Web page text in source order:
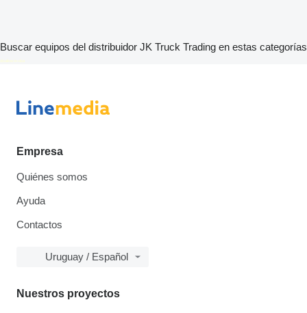
Buscar equipos del distribuidor JK Truck Trading en estas categorías
disallow-in-dsa
Empresa
Quiénes somos
Ayuda
Contactos
Uruguay / Español
Nuestros proyectos